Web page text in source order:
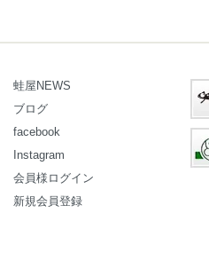
蛙屋NEWS
ブログ
facebook
Instagram
会員様ログイン
新規会員登録